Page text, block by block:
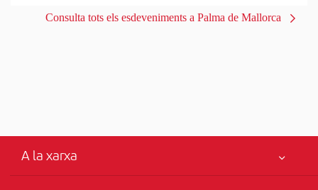
Consulta tots els esdeveniments a Palma de Mallorca
A la xarxa